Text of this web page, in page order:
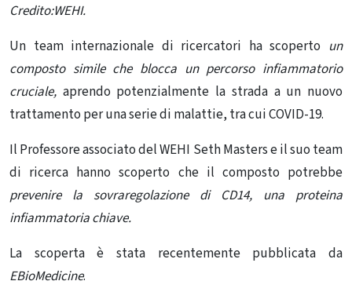
Credito:WEHI.
Un team internazionale di ricercatori ha scoperto un
composto simile che blocca un percorso infiammatorio
cruciale, aprendo potenzialmente la strada a un nuovo
trattamento per una serie di malattie, tra cui COVID-19.
Il Professore associato del WEHI Seth Masters e il suo team
di ricerca hanno scoperto che il composto potrebbe
prevenire la sovraregolazione di CD14, una proteina
infiammatoria chiave.
La scoperta è stata recentemente pubblicata da
EBioMedicine.